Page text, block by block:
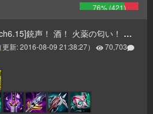
76% (421)
声！ 酒！ 火薬の匂い！ そして一斉砲撃のお知らせだ！ ヤーハハーハー！
（更新:2016-08-09 21:38:27）
70,703